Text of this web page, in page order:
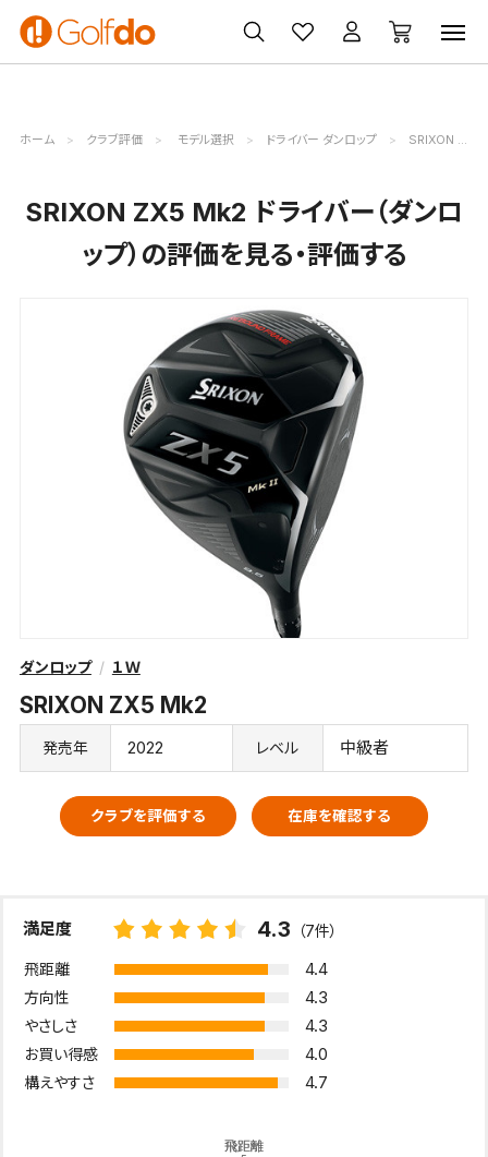
ゴルフ
クラブ
ゴルフ用品
買取
無料査定
クーポン
一覧
ホーム クラブ評価 モデル選択 ドライバー ダンロップ SRIXON ZX5 Mk2評価詳細
SRIXON ZX5 Mk2 ドライバー（ダンロ
ップ）の評価を見る・評価する
ダンロップ １Ｗ
SRIXON ZX5 Mk2
発売年 2022 レベル 中級者
クラブを評価する 在庫を確認する
満足度 4.3 （7件）
飛距離 4.4
方向性 4.3
やさしさ 4.3
お買い得感 4.0
構えやすさ 4.7